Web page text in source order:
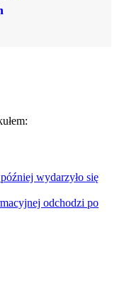
wydarzyło się
odchodzi po